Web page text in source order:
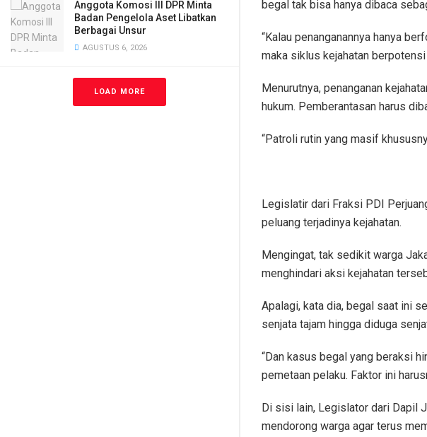
Anggota Komosi III DPR Minta
Badan Pengelola Aset Libatkan
Berbagai Unsur
AGUSTUS 6, 2026
LOAD MORE
begal tak bisa hanya dibaca
“Kalau penanganannya hanya
maka siklus kejahatan
Menurutnya, penanganan
hukum. Pemberantasan harus
“Patroli rutin yang masif
Legislatir dari Fraksi PDI
peluang terjadinya kejahatan.
Mengingat, tak sedikit warga
menghindari aksi kejahatan
Apalagi, kata dia, begal saat ini
senjata tajam hingga diduga
“Dan kasus begal yang beraksi
pemetaan pelaku. Faktor ini
Di sisi lain, Legislator dari Dapil
mendorong warga agar terus